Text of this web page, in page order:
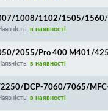
1008/1102/1505/
MF4410/4430/4450/
в наявності
2055/Pro 400 M401/
525/5580/5840/5980/
в наявності
2250/DCP-7060/7065/
в наявності